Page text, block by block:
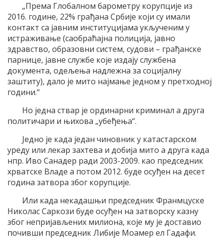
„Према Глобалном барометру корупције из
2016. године, 22% грађана Србије који су имали
контакт са јавним институцијама укљученим у
истраживање (саобраћајна полиција, јавно
здравство, образовни систем, судови – грађанске
парнице, јавне службе које издају службена
документа, одељења надлежна за социјалну
заштиту), дало је мито најмање једном у претходној
години.“
Но једна ствар је ординарни криминал а друга
политичари и њихова „убеђења“.
Једно је када један чиновник у катастарском
уреду или лекар захтева и добија мито а друга када
нпр. Иво Санадер ради 2003-2009. као председник
хрватске Владе а потом 2012. буде осуђен на десет
година затвора због корупције.
Или када некадашњи председник Франмцуске
Николас Саркози буде осуђен на затворску казну
због непријављених милиона, које му је доставио
почивши председник Либије Моамер ел Гадафи.